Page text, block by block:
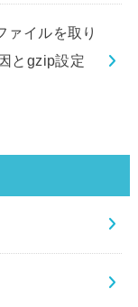
イルを取り
とgzip設定